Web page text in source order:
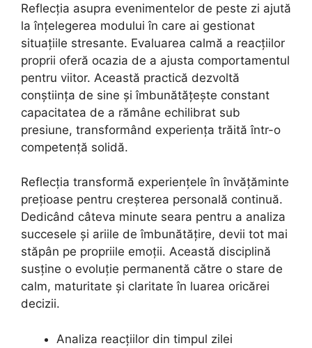
Reflecția asupra evenimentelor de peste zi ajută
la înțelegerea modului în care ai gestionat
situațiile stresante. Evaluarea calmă a reacțiilor
proprii oferă ocazia de a ajusta comportamentul
pentru viitor. Această practică dezvoltă
conștiința de sine și îmbunătățește constant
capacitatea de a rămâne echilibrat sub
presiune, transformând experiența trăită într-o
competență solidă.
Reflecția transformă experiențele în învățăminte
prețioase pentru creșterea personală continuă.
Dedicând câteva minute seara pentru a analiza
succesele și ariile de îmbunătățire, devii tot mai
stăpân pe propriile emoții. Această disciplină
susține o evoluție permanentă către o stare de
calm, maturitate și claritate în luarea oricărei
decizii.
Analiza reacțiilor din timpul zilei